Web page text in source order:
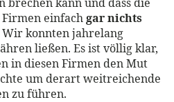
einfachgar nichts
Wir konnten jahrelang
ließen. Es ist völlig klar,
in diesen Firmen den Mut
um derart weitreichende
zu führen.